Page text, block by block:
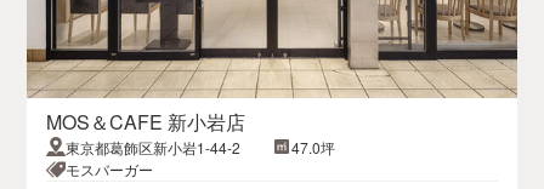
MOS＆CAFE 新小岩店
東京都葛飾区新小岩1-44-2
47.0坪
モスバーガー